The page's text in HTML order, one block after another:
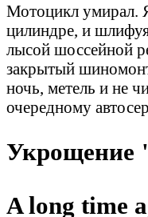
Мотоцикл умирал.
цилиндре, и
лысой шоссейной
закрытый
ночь, метель и не
очередному
Укрощение
A long time